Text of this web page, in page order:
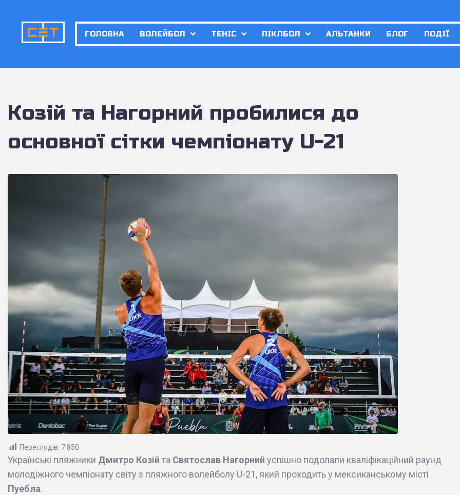
ГОЛОВНА ВОЛЕЙБОЛ ТЕНІС ПІКЛБОЛ АЛЬТАНКИ БЛОГ ПОДІЇ
Козій та Нагорний пробилися до
основної сітки чемпіонату U-21
Переглядів: 7 850
Українські пляжники Дмитро Козій та Святослав Нагорний успішно подолали кваліфікаційний раунд
молодіжного чемпіонату світу з пляжного волейболу U-21, який проходить у мексиканському місті
Пуебла.